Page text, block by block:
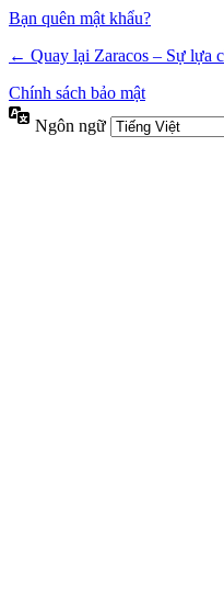
Bạn quên mật khẩu?
← Quay lại Zaracos – Sự lựa
Chính sách bảo mật
Ngôn ngữ